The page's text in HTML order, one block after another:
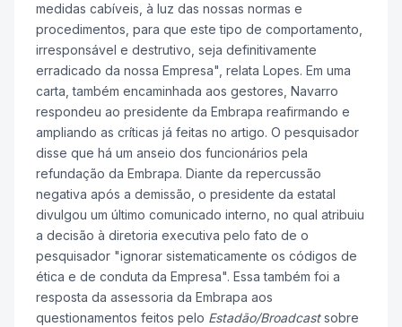
medidas cabíveis, à luz das nossas normas e
procedimentos, para que este tipo de comportamento,
irresponsável e destrutivo, seja definitivamente
erradicado da nossa Empresa", relata Lopes. Em uma
carta, também encaminhada aos gestores, Navarro
respondeu ao presidente da Embrapa reafirmando e
ampliando as críticas já feitas no artigo. O pesquisador
disse que há um anseio dos funcionários pela
refundação da Embrapa. Diante da repercussão
negativa após a demissão, o presidente da estatal
divulgou um último comunicado interno, no qual atribuiu
a decisão à diretoria executiva pelo fato de o
pesquisador "ignorar sistematicamente os códigos de
ética e de conduta da Empresa". Essa também foi a
resposta da assessoria da Embrapa aos
questionamentos feitos pelo Estadão/Broadcastsobre